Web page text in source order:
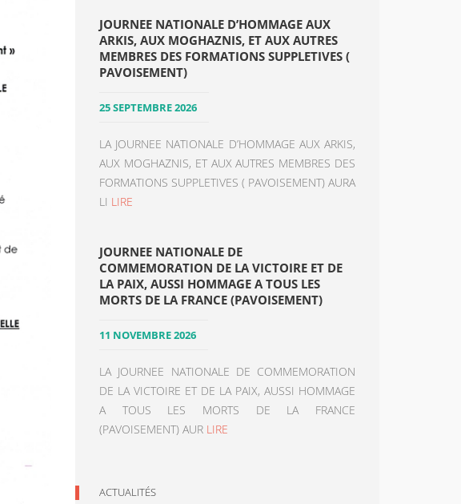
JOURNEE NATIONALE D’HOMMAGE AUX
ARKIS, AUX MOGHAZNIS, ET AUX AUTRES
MEMBRES DES FORMATIONS SUPPLETIVES (
PAVOISEMENT)
25 SEPTEMBRE 2026
LA JOURNEE NATIONALE D’HOMMAGE AUX ARKIS,
AUX MOGHAZNIS, ET AUX AUTRES MEMBRES DES
FORMATIONS SUPPLETIVES ( PAVOISEMENT) AURA
LI LIRE
JOURNEE NATIONALE DE
COMMEMORATION DE LA VICTOIRE ET DE
LA PAIX, AUSSI HOMMAGE A TOUS LES
MORTS DE LA FRANCE (PAVOISEMENT)
11 NOVEMBRE 2026
LA JOURNEE NATIONALE DE COMMEMORATION
DE LA VICTOIRE ET DE LA PAIX, AUSSI HOMMAGE
A TOUS LES MORTS DE LA FRANCE
(PAVOISEMENT) AUR LIRE
ACTUALITÉS